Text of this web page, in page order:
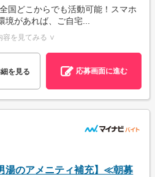
国どこからでも活動可能！スマホ
があれば、ご自宅...
容を見てみる ∨
を見る 応募画面に進む
湯のアメニティ補充】≪朝募